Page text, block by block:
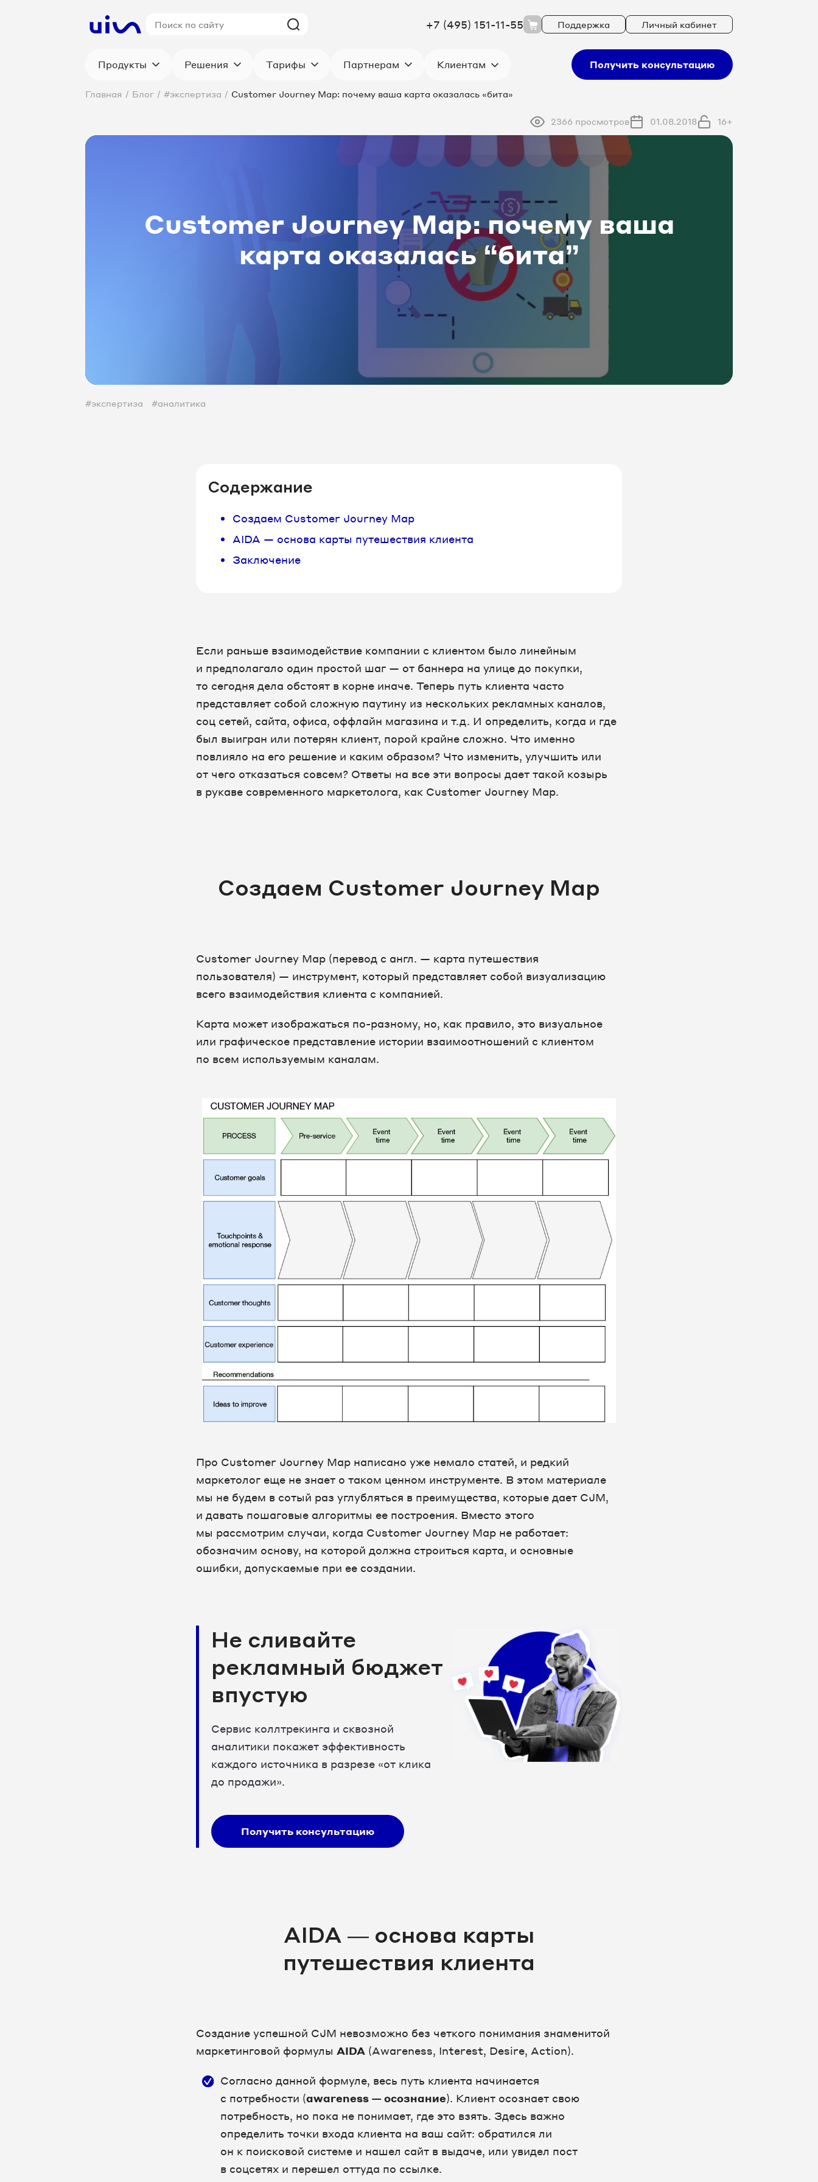
+7 (495) 151-11-55 Поддержка Личный кабинет
Продукты Решения Тарифы Партнерам Клиентам Получить консультацию
Главная / Блог / #экспертиза / Customer Journey Map: почему ваша карта оказалась «бита»
2366 просмотров 01.08.2018 16+
Customer Journey Map: почему ваша
карта оказалась “бита”
#экспертиза #аналитика
Содержание
Создаем Customer Journey Map
AIDA — основа карты путешествия клиента
Заключение
Если раньше взаимодействие компании с клиентом было линейным
и предполагало один простой шаг — от баннера на улице до покупки,
то сегодня дела обстоят в корне иначе. Теперь путь клиента часто
представляет собой сложную паутину из нескольких рекламных каналов,
соц сетей, сайта, офиса, оффлайн магазина и т.д. И определить, когда и где
был выигран или потерян клиент, порой крайне сложно. Что именно
повлияло на его решение и каким образом? Что изменить, улучшить или
от чего отказаться совсем? Ответы на все эти вопросы дает такой козырь
в рукаве современного маркетолога, как Customer Journey Map.
Создаем Customer Journey Map
Customer Journey Map (перевод с англ. — карта путешествия
пользователя) — инструмент, который представляет собой визуализацию
всего взаимодействия клиента с компанией.
Карта может изображаться по-разному, но, как правило, это визуальное
или графическое представление истории взаимоотношений с клиентом
по всем используемым каналам.
Про Customer Journey Map написано уже немало статей, и редкий
маркетолог еще не знает о таком ценном инструменте. В этом материале
мы не будем в сотый раз углубляться в преимущества, которые дает CJM,
и давать пошаговые алгоритмы ее построения. Вместо этого
мы рассмотрим случаи, когда Customer Journey Map не работает:
обозначим основу, на которой должна строиться карта, и основные
ошибки, допускаемые при ее создании.
Не сливайте
рекламный бюджет
впустую
Сервис коллтрекинга и сквозной
аналитики покажет эффективность
каждого источника в разрезе «от клика
до продажи».
Получить консультацию
AIDA — основа карты
путешествия клиента
Создание успешной CJM невозможно без четкого понимания знаменитой
маркетинговой формулы AIDA (Awareness, Interest, Desire, Action).
Согласно данной формуле, весь путь клиента начинается
с потребности (awareness — осознание). Клиент осознает свою
потребность, но пока не понимает, где это взять. Здесь важно
определить точки входа клиента на ваш сайт: обратился ли
он к поисковой системе и нашел сайт в выдаче, или увидел пост
в соцсетях и перешел оттуда по ссылке.